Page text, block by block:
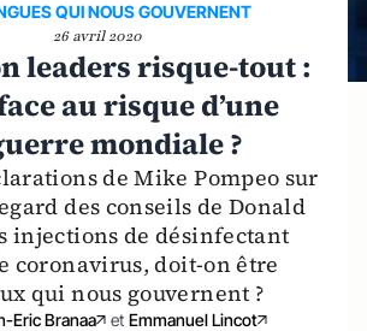
QUI NOUS GOUVERNENT
26 avril 2020
leaders risque-tout :
au risque d’une
mondiale ?
de Mike Pompeo sur
des conseils de Donald
injections de désinfectant
coronavirus, doit-on être
qui nous gouvernent ?
Eric Branaa et Emmanuel Lincot